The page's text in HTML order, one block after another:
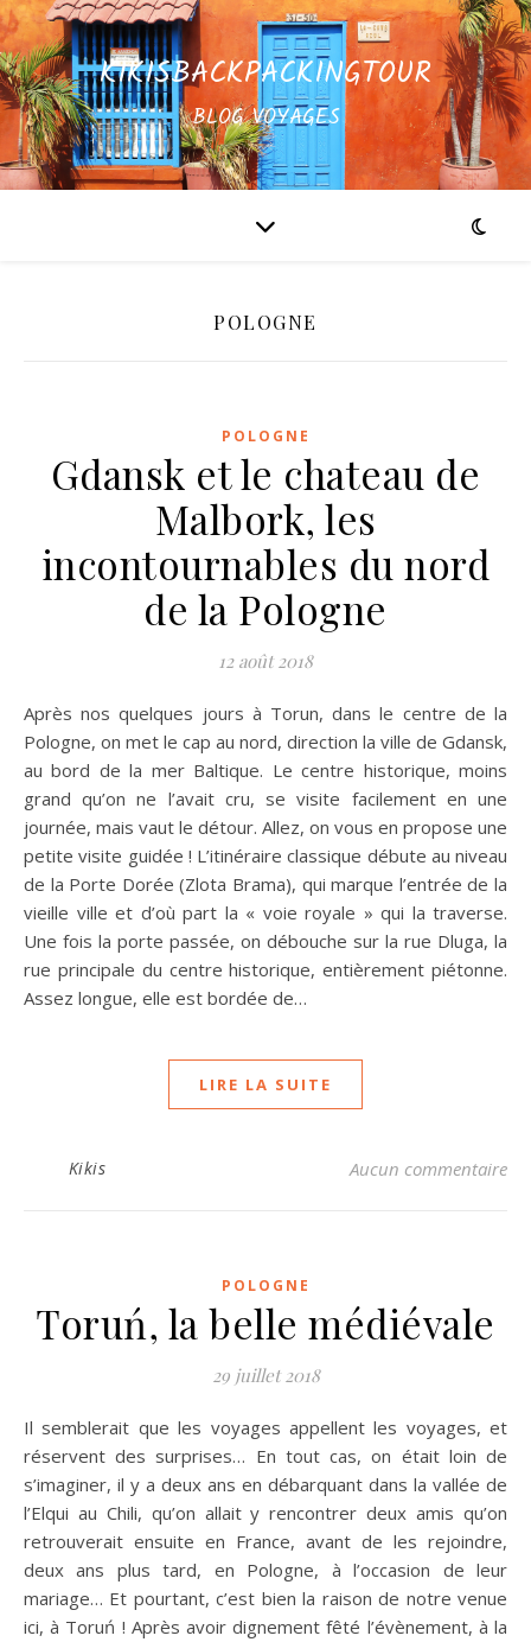
KIKISBACKPACKINGTOUR
BLOG VOYAGES
POLOGNE
POLOGNE
Gdansk et le chateau de
Malbork, les
incontournables du nord
de la Pologne
12 août 2018
Après nos quelques jours à Torun, dans le centre de la
Pologne, on met le cap au nord, direction la ville de Gdansk,
au bord de la mer Baltique. Le centre historique, moins
grand qu’on ne l’avait cru, se visite facilement en une
journée, mais vaut le détour. Allez, on vous en propose une
petite visite guidée ! L’itinéraire classique débute au niveau
de la Porte Dorée (Zlota Brama), qui marque l’entrée de la
vieille ville et d’où part la « voie royale » qui la traverse.
Une fois la porte passée, on débouche sur la rue Dluga, la
rue principale du centre historique, entièrement piétonne.
Assez longue, elle est bordée de…
LIRE LA SUITE
Kikis Aucun commentaire
POLOGNE
Toruń, la belle médiévale
29 juillet 2018
Il semblerait que les voyages appellent les voyages, et
réservent des surprises… En tout cas, on était loin de
s’imaginer, il y a deux ans en débarquant dans la vallée de
l’Elqui au Chili, qu’on allait y rencontrer deux amis qu’on
retrouverait ensuite en France, avant de les rejoindre,
deux ans plus tard, en Pologne, à l’occasion de leur
mariage… Et pourtant, c’est bien la raison de notre venue
ici, à Toruń ! Après avoir dignement fêté l’évènement, à la